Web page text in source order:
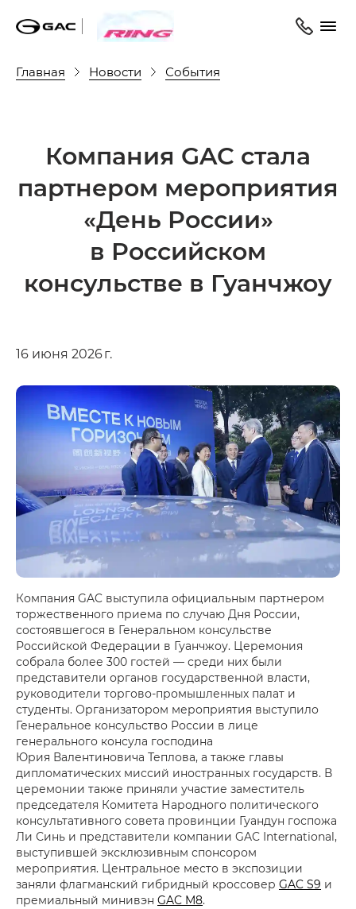
Главная Новости События
Компания GAC стала
партнером мероприятия
«День России»
в Российском
консульстве в Гуанчжоу
16 июня 2026 г.
Компания GAC выступила официальным партнером
торжественного приема по случаю Дня России,
состоявшегося в Генеральном консульстве
Российской Федерации в Гуанчжоу. Церемония
собрала более 300 гостей — среди них были
представители органов государственной власти,
руководители торгово-промышленных палат и
студенты. Организатором мероприятия выступило
Генеральное консульство России в лице
генерального консула господина
Юрия Валентиновича Теплова, а также главы
дипломатических миссий иностранных государств. В
церемонии также приняли участие заместитель
председателя Комитета Народного политического
консультативного совета провинции Гуандун госпожа
Ли Синь и представители компании GAC International,
выступившей эксклюзивным спонсором
мероприятия. Центральное место в экспозиции
заняли флагманский гибридный кроссовер GAC S9 и
премиальный минивэн GAC M8.